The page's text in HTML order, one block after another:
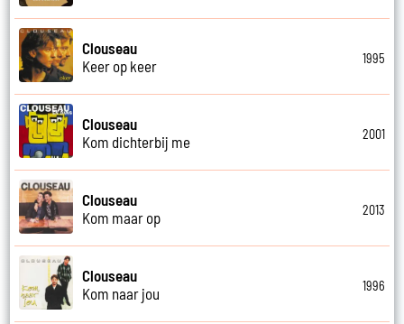
Clouseau
Keer op keer
1995
Clouseau
Kom dichterbij me
2001
Clouseau
Kom maar op
2013
Clouseau
Kom naar jou
1996